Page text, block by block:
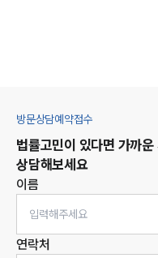
방문상담예약접수
법률고민이 있다면 가까운
상담해보세요
이름
연락처